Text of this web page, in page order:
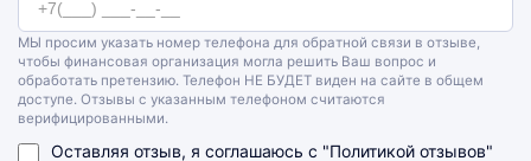
МЫ просим указать номер телефона для обратной связи в отзыве,
чтобы финансовая организация могла решить Ваш вопрос и
обработать претензию. Телефон НЕ БУДЕТ виден на сайте в общем
доступе. Отзывы с указанным телефоном считаются
верифицированными.
Оставляя отзыв, я соглашаюсь с "Политикой отзывов"